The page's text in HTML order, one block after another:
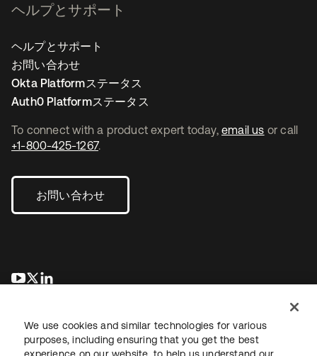
To connect with a product expert today, email us or call
+1-800-425-1267.
お問い合わせ
新しいタブで開く
新しいタブで開く
ヘルプとサポート
ヘルプとサポート
お問い合わせ
Okta Platformステータス
Auth0 Platformステータス
We use cookies and similar technologies for various
purposes, including ensuring that you get the best